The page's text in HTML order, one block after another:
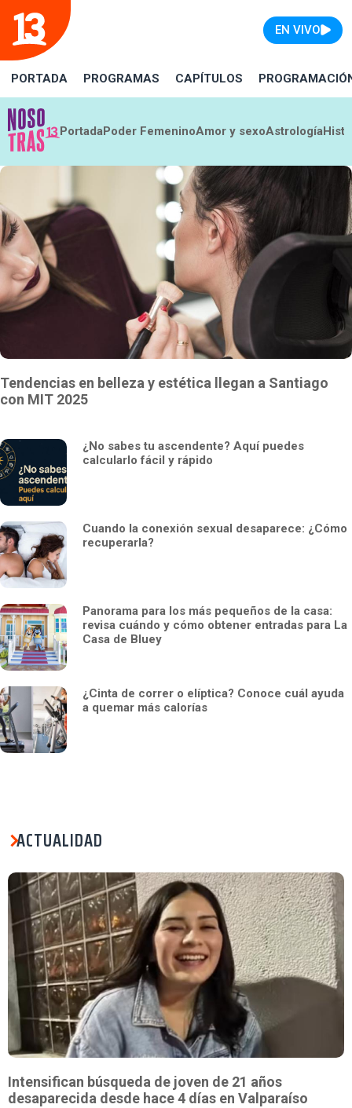
PORTADA PROGRAMAS CAPÍTULOS
EN VIVO
PortadaPoder FemeninoAmor y sexoAstrología
Tendencias en belleza y estética llegan a Santiago
con MIT 2025
¿No sabes tu ascendente? Aquí puedes
calcularlo fácil y rápido
Cuando la conexión sexual desaparece: ¿Cómo
recuperarla?
Panorama para los más pequeños de la casa:
revisa cuándo y cómo obtener entradas para La
Casa de Bluey
¿Cinta de correr o elíptica? Conoce cuál ayuda
a quemar más calorías
ACTUALIDAD
Intensifican búsqueda de joven de 21 años
desaparecida desde hace 4 días en Valparaíso